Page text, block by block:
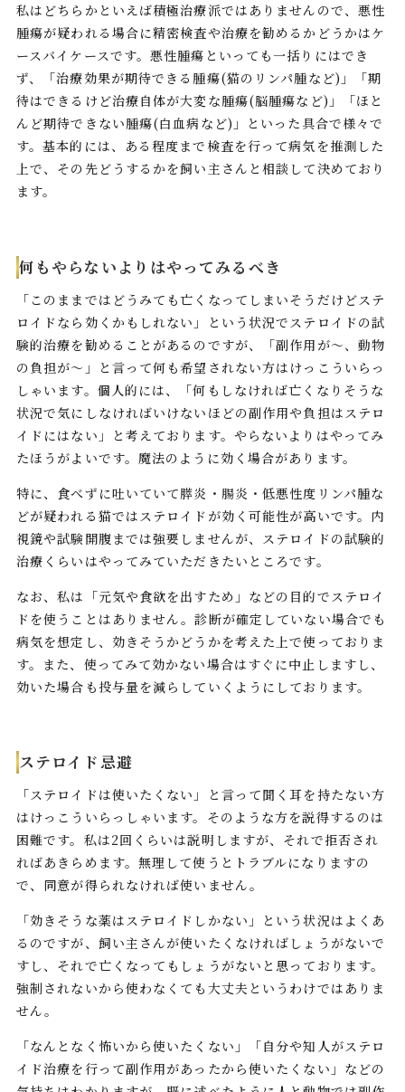
私はどちらかといえば積極治療派ではありませんので、悪性
腫瘍が疑われる場合に精密検査や治療を勧めるかどうかはケ
ースバイケースです。悪性腫瘍といっても一括りにはでき
ず、「治療効果が期待できる腫瘍(猫のリンパ腫など)」「期
待はできるけど治療自体が大変な腫瘍(脳腫瘍など)」「ほと
んど期待できない腫瘍(白血病など)」といった具合で様々で
す。基本的には、ある程度まで検査を行って病気を推測した
上で、その先どうするかを飼い主さんと相談して決めており
ます。
何もやらないよりはやってみるべき
「このままではどうみても亡くなってしまいそうだけどステ
ロイドなら効くかもしれない」という状況でステロイドの試
験的治療を勧めることがあるのですが、「副作用が〜、動物
の負担が〜」と言って何も希望されない方はけっこういらっ
しゃいます。個人的には、「何もしなければ亡くなりそうな
状況で気にしなければいけないほどの副作用や負担はステロ
イドにはない」と考えております。やらないよりはやってみ
たほうがよいです。魔法のように効く場合があります。
特に、食べずに吐いていて膵炎・腸炎・低悪性度リンパ腫な
どが疑われる猫ではステロイドが効く可能性が高いです。内
視鏡や試験開腹までは強要しませんが、ステロイドの試験的
治療くらいはやってみていただきたいところです。
なお、私は「元気や食欲を出すため」などの目的でステロイ
ドを使うことはありません。診断が確定していない場合でも
病気を想定し、効きそうかどうかを考えた上で使っておりま
す。また、使ってみて効かない場合はすぐに中止しますし、
効いた場合も投与量を減らしていくようにしております。
ステロイド忌避
「ステロイドは使いたくない」と言って聞く耳を持たない方
はけっこういらっしゃいます。そのような方を説得するのは
困難です。私は2回くらいは説明しますが、それで拒否され
ればあきらめます。無理して使うとトラブルになりますの
で、同意が得られなければ使いません。
「効きそうな薬はステロイドしかない」という状況はよくあ
るのですが、飼い主さんが使いたくなければしょうがないで
すし、それで亡くなってもしょうがないと思っております。
強制されないから使わなくても大丈夫というわけではありま
せん。
「なんとなく怖いから使いたくない」「自分や知人がステロ
イド治療を行って副作用があったから使いたくない」などの